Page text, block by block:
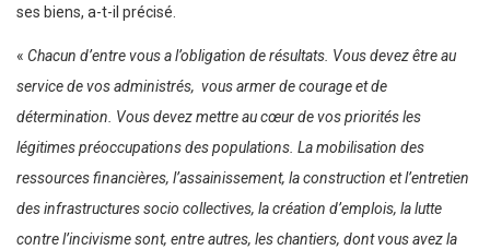
ses biens, a-t-il précisé.
« Chacun d’entre vous a l’obligation de résultats. Vous devez être au
service de vos administrés, vous armer de courage et de
détermination. Vous devez mettre au cœur de vos priorités les
légitimes préoccupations des populations. La mobilisation des
ressources financières, l’assainissement, la construction et l’entretien
des infrastructures socio collectives, la création d’emplois, la lutte
contre l’incivisme sont, entre autres, les chantiers, dont vous avez la